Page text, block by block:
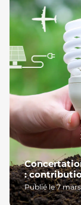
:
Publié le 7